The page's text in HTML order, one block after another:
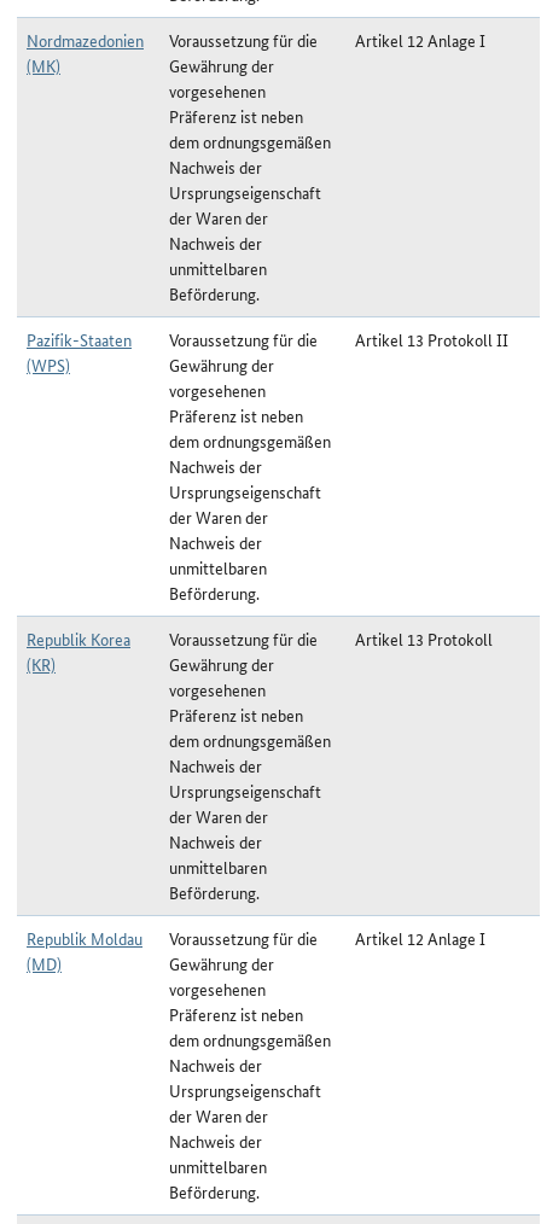
Nordmazedonien
(MK)
Voraussetzung für die
Gewährung der
vorgesehenen
Präferenz ist neben
dem ordnungsgemäßen
Nachweis der
Ursprungseigenschaft
der Waren der
Nachweis der
unmittelbaren
Beförderung.
Artikel 12 Anlage I
Pazifik-Staaten
(WPS)
Voraussetzung für die
Gewährung der
vorgesehenen
Präferenz ist neben
dem ordnungsgemäßen
Nachweis der
Ursprungseigenschaft
der Waren der
Nachweis der
unmittelbaren
Beförderung.
Artikel 13 Protokoll II
Republik Korea
(KR)
Voraussetzung für die
Gewährung der
vorgesehenen
Präferenz ist neben
dem ordnungsgemäßen
Nachweis der
Ursprungseigenschaft
der Waren der
Nachweis der
unmittelbaren
Beförderung.
Artikel 13 Protokoll
Republik Moldau
(MD)
Voraussetzung für die
Gewährung der
vorgesehenen
Präferenz ist neben
dem ordnungsgemäßen
Nachweis der
Ursprungseigenschaft
der Waren der
Nachweis der
unmittelbaren
Beförderung.
Artikel 12 Anlage I